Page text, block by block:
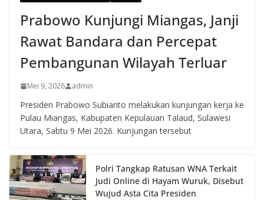
Prabowo Kunjungi Miangas, Janji
Rawat Bandara dan Percepat
Pembangunan Wilayah Terluar
Mei 9, 2026 admin
Presiden Prabowo Subianto melakukan kunjungan kerja ke
Pulau Miangas, Kabupaten Kepulauan Talaud, Sulawesi
Utara, Sabtu 9 Mei 2026. Kunjungan tersebut
Polri Tangkap Ratusan WNA Terkait
Judi Online di Hayam Wuruk, Disebut
Wujud Asta Cita Presiden